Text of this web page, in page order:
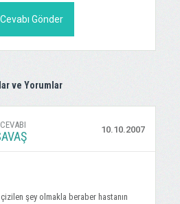
Gönder
ve Yorumlar
10.10.2007
şey olmakla beraber hastanın